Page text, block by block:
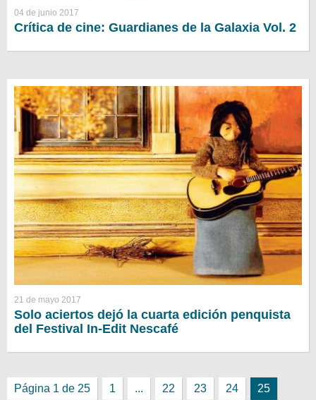
04 de junio 2017
Crítica de cine: Guardianes de la Galaxia Vol. 2
21 de mayo 2017
Solo aciertos dejó la cuarta edición penquista
del Festival In-Edit Nescafé
Página 1 de 25 1 ... 22 23 24 25